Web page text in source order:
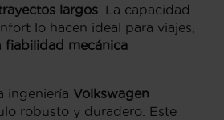
largos . La capacidad
lo hacen ideal para viajes,
fiabilidad mecánica
ingeniería Volkswagen
robusto y duradero. Este